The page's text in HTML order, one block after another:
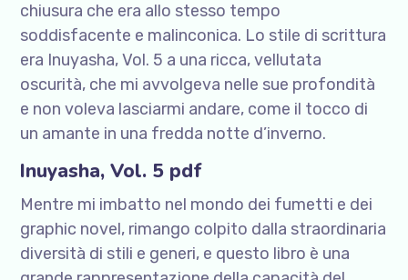
chiusura che era allo stesso tempo
soddisfacente e malinconica. Lo stile di scrittura
era Inuyasha, Vol. 5 a una ricca, vellutata
oscurità, che mi avvolgeva nelle sue profondità
e non voleva lasciarmi andare, come il tocco di
un amante in una fredda notte d’inverno.
Inuyasha, Vol. 5 pdf
Mentre mi imbatto nel mondo dei fumetti e dei
graphic novel, rimango colpito dalla straordinaria
diversità di stili e generi, e questo libro è una